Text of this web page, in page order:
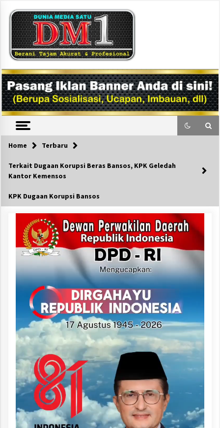
content
DM1
Home Terbaru
Terkait Dugaan Korupsi Beras Bansos, KPK Geledah
Kantor Kemensos
KPK Dugaan Korupsi Bansos